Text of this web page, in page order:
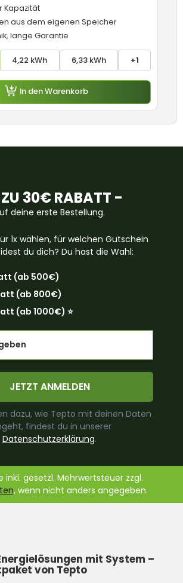
4,22 kWh 6,33 kWh +1
Kapazität
aus dem eigenen Speicher
lange Garantie
In den Warenkorb
ZU 30€ RABATT -
deine erste Bestellung.
1x wählen, für welchen Gutschein
du dich? Du hast die Wahl:
(ab 500€)
(ab 800€)
(ab 1000€) ⭐️
JETZT ANMELDEN
dazu, wie Tepto mit deinen Daten
findest du in unserer
Datenschutzerklärung.
inkl. gesetzl. Mehrwertsteuer zzgl.
, wenn nicht anders angegeben.
mit System –
von Tepto